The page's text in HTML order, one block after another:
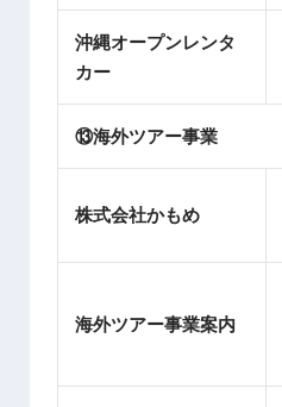
沖縄オープンレンタ
カー
⑬海外ツアー事業
株式会社かもめ
海外ツアー事業案内